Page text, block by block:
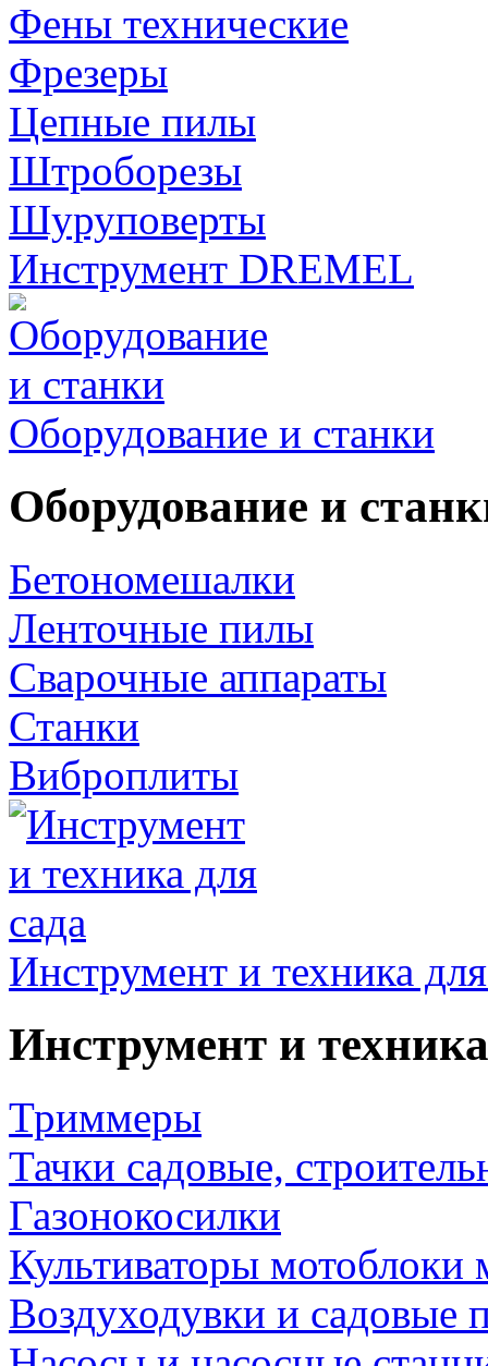
Фены технические
Фрезеры
Цепные пилы
Штроборезы
Шуруповерты
Инструмент DREMEL
Оборудование и станки
Оборудование и
Бетономешалки
Ленточные пилы
Сварочные аппараты
Станки
Виброплиты
Инструмент и техника
Инструмент и
Триммеры
Тачки садовые,
Газонокосилки
Культиваторы мотоблоки
Воздуходувки и садовые